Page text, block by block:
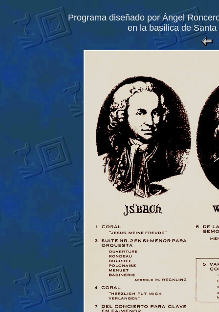
Programa diseñado por Ángel
en la basílica de